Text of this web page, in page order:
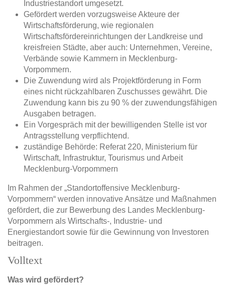
Industriestandort umgesetzt.
Gefördert werden vorzugsweise Akteure der
Wirtschaftsförderung, wie regionalen
Wirtschaftsfördereinrichtungen der Landkreise und
kreisfreien Städte, aber auch: Unternehmen, Vereine,
Verbände sowie Kammern in Mecklenburg-
Vorpommern.
Die Zuwendung wird als Projektförderung in Form
eines nicht rückzahlbaren Zuschusses gewährt. Die
Zuwendung kann bis zu 90 % der zuwendungsfähigen
Ausgaben betragen.
Ein Vorgespräch mit der bewilligenden Stelle ist vor
Antragsstellung verpflichtend.
zuständige Behörde: Referat 220, Ministerium für
Wirtschaft, Infrastruktur, Tourismus und Arbeit
Mecklenburg-Vorpommern
Im Rahmen der „Standortoffensive Mecklenburg-
Vorpommern“ werden innovative Ansätze und Maßnahmen
gefördert, die zur Bewerbung des Landes Mecklenburg-
Vorpommern als Wirtschafts-, Industrie- und
Energiestandort sowie für die Gewinnung von Investoren
beitragen.
Volltext
Was wird gefördert?